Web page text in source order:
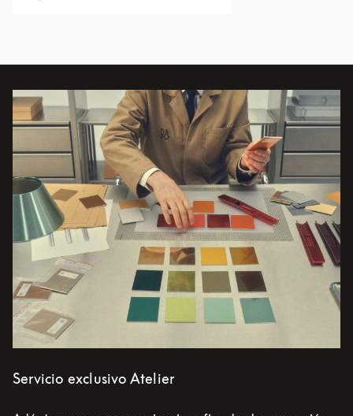
Imagen del evento
Servicio exclusivo Atelier